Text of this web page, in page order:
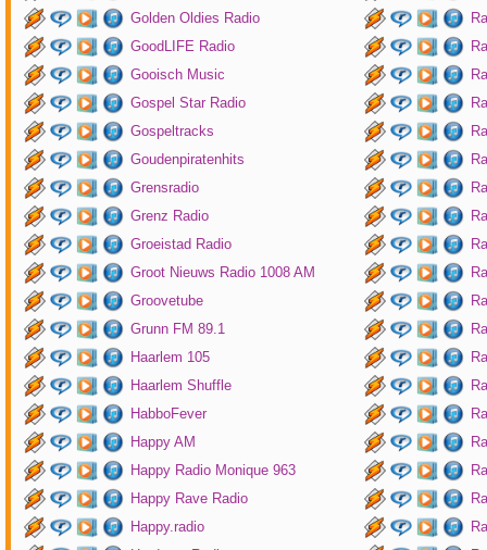
Golden Oldies Radio
GoodLIFE Radio
Gooisch Music
Gospel Star Radio
Gospeltracks
Goudenpiratenhits
Grensradio
Grenz Radio
Groeistad Radio
Groot Nieuws Radio 1008 AM
Groovetube
Grunn FM 89.1
Haarlem 105
Haarlem Shuffle
HabboFever
Happy AM
Happy Radio Monique 963
Happy Rave Radio
Happy.radio